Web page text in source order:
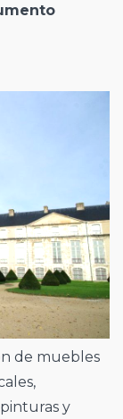
de muebles
y